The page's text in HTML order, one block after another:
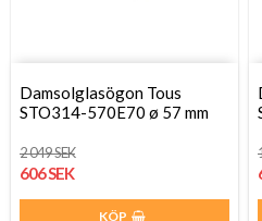
Damsolglasögon Tous
STO314-570E70 ø 57 mm
2 049 SEK
606 SEK
KÖP